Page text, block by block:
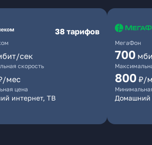
38 тарифов
сек
скорость
мес
цена
интернет, ТВ
МегаФон
700
800 ₽/
Домашний